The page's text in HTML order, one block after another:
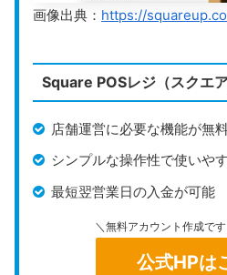
画像出典： https://
Square POSレジ（スクエ
店舗運営に必要な機能が無
シンプルな操作性で使いや
最短翌営業日の入金が可能
＼無料アカウント作成で
公式HPは